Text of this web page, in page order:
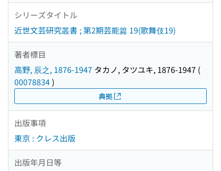
シリーズタイトル
近世文芸研究叢書 ; 第2期芸能篇 19(歌舞伎19)
著者標目
高野, 辰之, 1876-1947 タカノ, タツユキ, 1876-1947 (
00078834)
典拠
出版事項
東京 : クレス出版
出版年月日等